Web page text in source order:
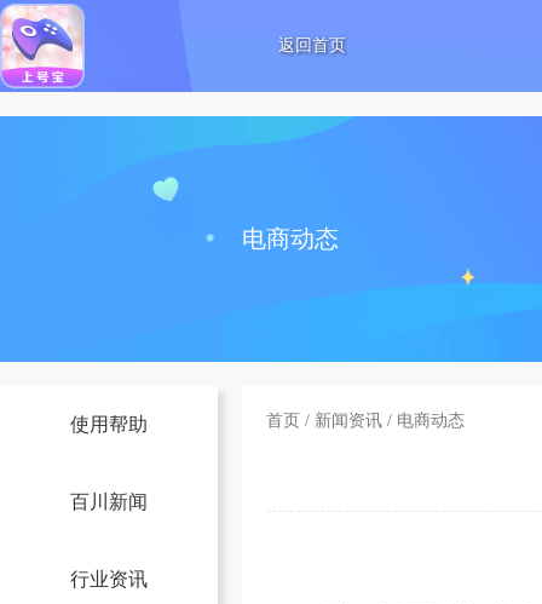
返回首页
电商动态
使用帮助
百川新闻
行业资讯
首页 / 新闻资讯 / 电商动态